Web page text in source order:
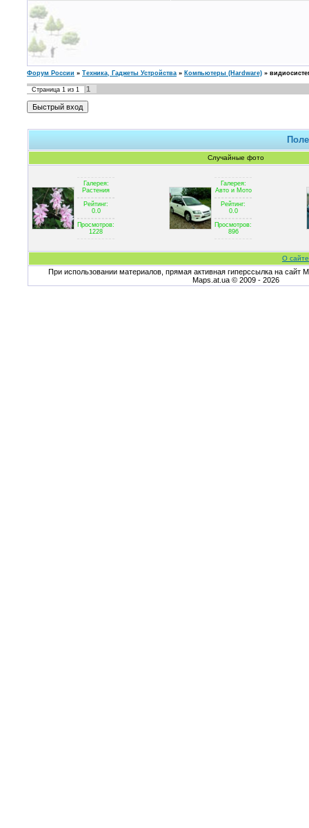
Форум России » Техника, Гаджеты Устройства » Компьютеры (Hardware) »
Страница 1 из 1 1
Случайные фото
Галерея:
Растения
Рейтинг:
0.0
Просмотров:
1228
Галерея:
Авто и Мото
Рейтинг:
0.0
Просмотров:
896
О
При использовании материалов, прямая активная гиперссылка на сайт
Maps.at.ua © 2009 - 2026